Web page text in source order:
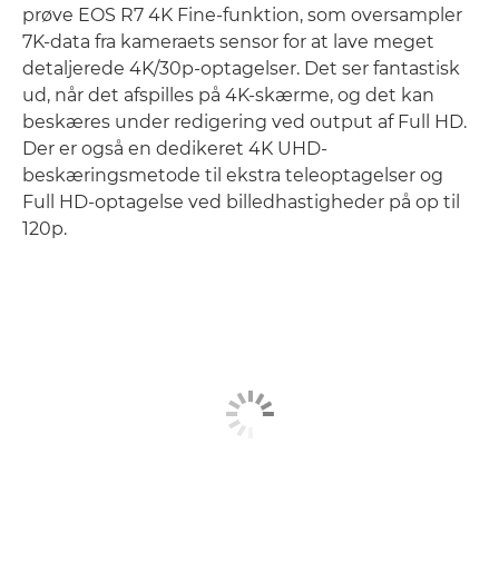
prøve EOS R7 4K Fine-funktion, som oversampler
7K-data fra kameraets sensor for at lave meget
detaljerede 4K/30p-optagelser. Det ser fantastisk
ud, når det afspilles på 4K-skærme, og det kan
beskæres under redigering ved output af Full HD.
Der er også en dedikeret 4K UHD-
beskæringsmetode til ekstra teleoptagelser og
Full HD-optagelse ved billedhastigheder på op til
120p.